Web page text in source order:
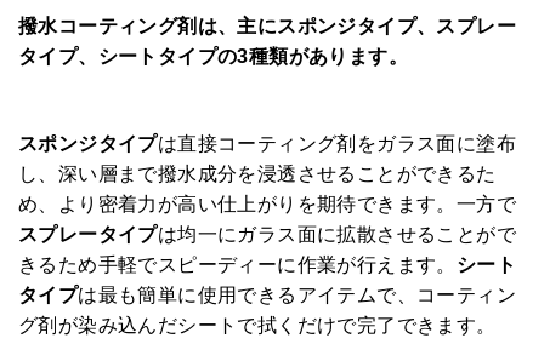
HOME
みんなのコラム
撥水コーティング剤は、主にスポンジタイプ、スプレー
タイプ、シートタイプの3種類があります。
スポンジタイプは直接コーティング剤をガラス面に塗布
し、深い層まで撥水成分を浸透させることができるた
め、より密着力が高い仕上がりを期待できます。一方で
スプレータイプは均一にガラス面に拡散させることがで
きるため手軽でスピーディーに作業が行えます。 シート
タイプは最も簡単に使用できるアイテムで、コーティン
グ剤が染み込んだシートで拭くだけで完了できます。